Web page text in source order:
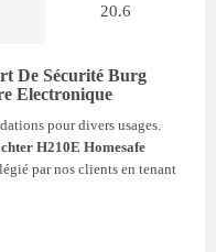
20.6
De Sécurité Burg
Electronique
pour divers usages.
H210E Homesafe
par nos clients en tenant